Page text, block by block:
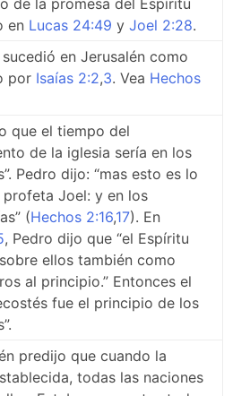
de la promesa del Espíritu
en Lucas 24:49 y Joel 2:28.
en Jerusalén como
por Isaías 2:2,3. Vea Hechos
que el tiempo del
de la iglesia sería en los
Pedro dijo: “mas esto es lo
Joel: y en los
(Hechos 2:16,17). En
, Pedro dijo que “el Espíritu
ellos también como
al principio.” Entonces el
fue el principio de los
predijo que cuando la
todas las naciones